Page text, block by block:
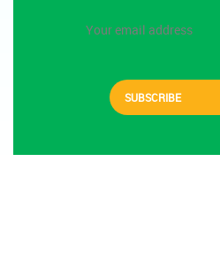
SUBSCRIBE